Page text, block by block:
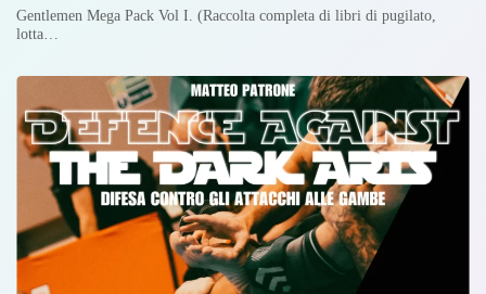
Gentlemen Mega Pack Vol I. (Raccolta completa di libri di pugilato,
lotta…